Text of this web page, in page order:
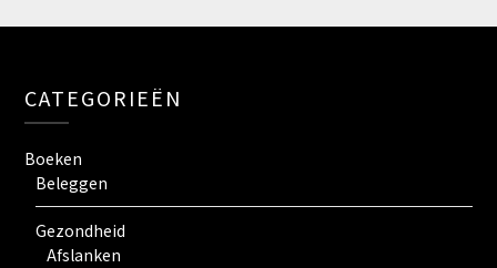
CATEGORIEËN
Boeken
Beleggen
Gezondheid
Afslanken